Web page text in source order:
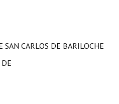
SAN CARLOS DE BARILOCHE